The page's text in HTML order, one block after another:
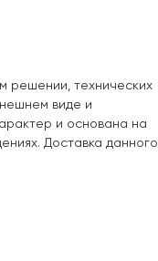
решении, технических
виде и
и основана на
Доставка данного